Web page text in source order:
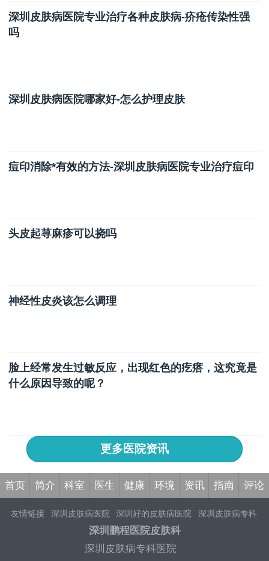
深圳皮肤病医院专业治疗各种皮肤病-疥疮传染性强
吗
深圳皮肤病医院哪家好-怎么护理皮肤
痘印消除*有效的方法-深圳皮肤病医院专业治疗痘印
头皮起荨麻疹可以挠吗
神经性皮炎该怎么调理
脸上经常发生过敏反应，出现红色的疙瘩，这究竟是
什么原因导致的呢？
更多医院资讯
首页 简介 科室 医生 健康 环境 资讯 指南 评论
友情链接 深圳皮肤病医院 深圳好的皮肤病医院
深圳皮肤病专科
深圳皮肤病医院哪家好 深圳治疗皮肤病医院
深圳专治皮肤病医院 深圳有哪些皮肤病医院
深圳鹏程医院皮肤科
深圳皮肤病专科医院